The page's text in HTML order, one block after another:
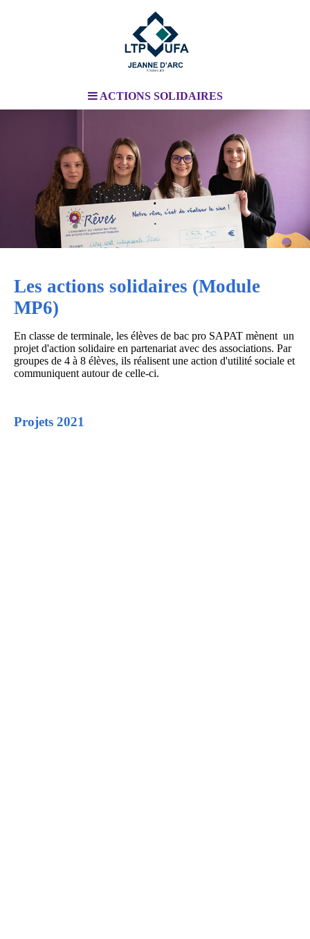
ACTIONS SOLIDAIRES
.
.
Les actions solidaires (Module
MP6)
En classe de terminale, les élèves de bac pro SAPAT mènent un
projet d'action solidaire en partenariat avec des associations. Par
groupes de 4 à 8 élèves, ils réalisent une action d'utilité sociale et
communiquent autour de celle-ci.
Projets 2021